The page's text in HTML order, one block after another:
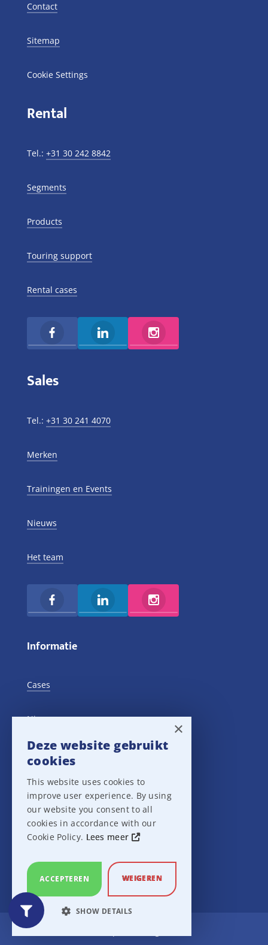
Contact
Sitemap
Cookie Settings
Rental
Tel.: +31 30 242 8842
Segments
Products
Touring support
Rental cases
Sales
Tel.: +31 30 241 4070
Merken
Trainingen en Events
Nieuws
Het team
Informatie
Cases
Nieuws
Training Events
Privacy verklaring
Disclaimer
×
Deze website gebruikt
cookies
This website uses cookies to
improve user experience. By using
our website you consent to all
cookies in accordance with our
Cookie Policy. Lees meer
ACCEPTEREN WEIGEREN
SHOW DETAILS
STRICTLY NECESSARY